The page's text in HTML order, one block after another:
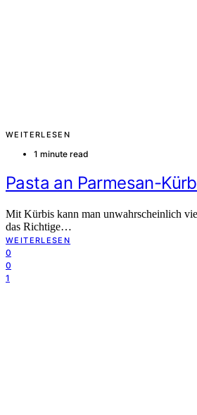
WEITERLESEN
1 minute read
Pasta an Parmesan-
Mit Kürbis kann man unwahrscheinlich
das Richtige…
WEITERLESEN
0
0
1